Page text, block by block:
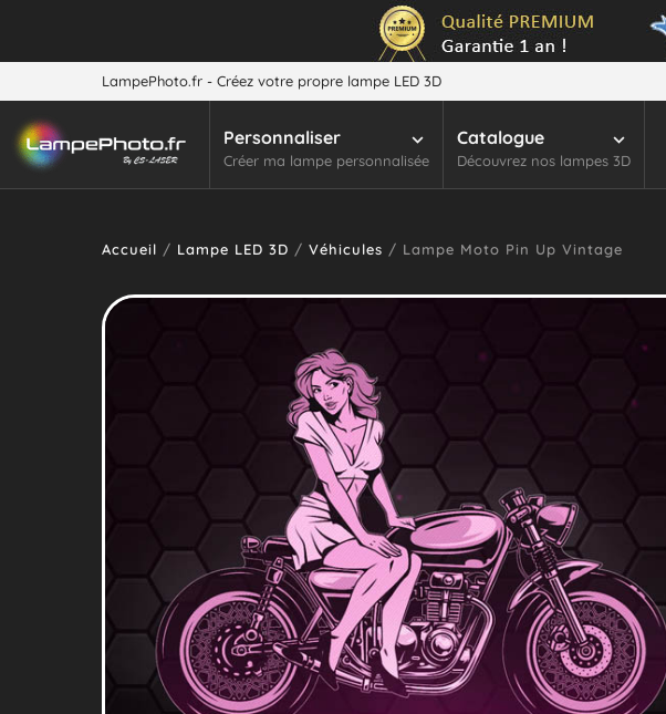
LampePhoto.fr - Créez votre propre lampe LED 3D
Personnaliser
Créer ma lampe personnalisée
Catalogue
Découvrez nos lampes 3D
Accueil / Lampe LED 3D / Véhicules / Lampe Moto Pin Up Vintage